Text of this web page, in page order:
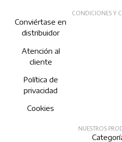
CONDICIONES Y
Conviértase en
distribuidor
Atención al
cliente
Política de
privacidad
Cookies
NUESTROS